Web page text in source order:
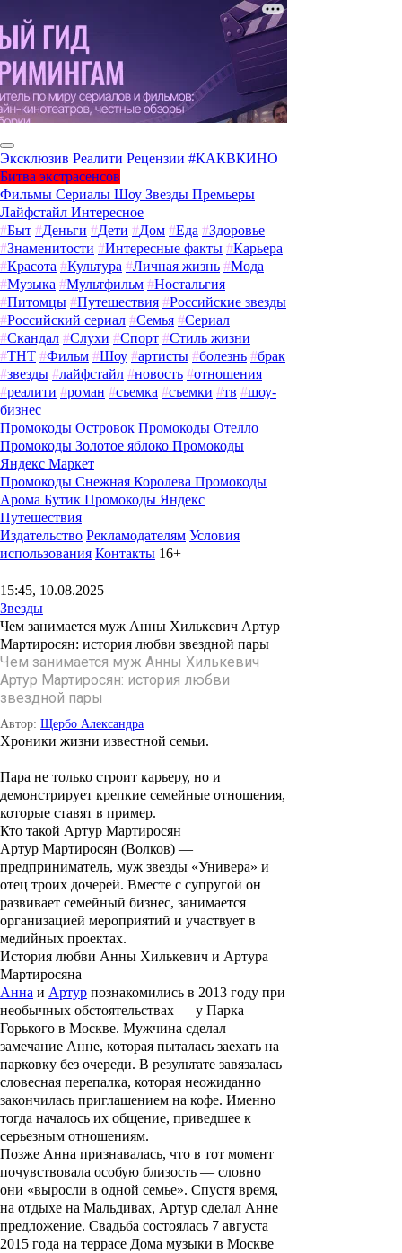
Эксклюзив Реалити Рецензии #КАКВКИНО
Битва экстрасенсов
Фильмы Сериалы Шоу Звезды Премьеры
Лайфстайл Интересное
#Быт #Деньги #Дети #Дом #Еда #Здоровье
#Знаменитости #Интересные факты #Карьера
#Красота #Культура #Личная жизнь #Мода
#Музыка #Мультфильм #Ностальгия
#Питомцы #Путешествия #Российские звезды
#Российский сериал #Семья #Сериал
#Скандал #Слухи #Спорт #Стиль жизни
#ТНТ #Фильм #Шоу #артисты #болезнь #брак
#звезды #лайфстайл #новость #отношения
#реалити #роман #съемка #съемки #тв #шоу-
бизнес
Промокоды Островок Промокоды Отелло
Промокоды Золотое яблоко Промокоды
Яндекс Маркет
Промокоды Снежная Королева Промокоды
Арома Бутик Промокоды Яндекс
Путешествия
Издательство Рекламодателям Условия
использования Контакты 16+
15:45, 10.08.2025
Звезды
Чем занимается муж Анны Хилькевич Артур
Мартиросян: история любви звездной пары
Чем занимается муж Анны Хилькевич
Артур Мартиросян: история любви
звездной пары
Автор: Щербо Александра
Хроники жизни известной семьи.
Пара не только строит карьеру, но и
демонстрирует крепкие семейные отношения,
которые ставят в пример.
Кто такой Артур Мартиросян
Артур Мартиросян (Волков) —
предприниматель, муж звезды «Универа» и
отец троих дочерей. Вместе с супругой он
развивает семейный бизнес, занимается
организацией мероприятий и участвует в
медийных проектах.
История любви Анны Хилькевич и Артура
Мартиросяна
Анна и Артур познакомились в 2013 году при
необычных обстоятельствах — у Парка
Горького в Москве. Мужчина сделал
замечание Анне, которая пыталась заехать на
парковку без очереди. В результате завязалась
словесная перепалка, которая неожиданно
закончилась приглашением на кофе. Именно
тогда началось их общение, приведшее к
серьезным отношениям.
Позже Анна признавалась, что в тот момент
почувствовала особую близость — словно
они «выросли в одной семье». Спустя время,
на отдыхе на Мальдивах, Артур сделал Анне
предложение. Свадьба состоялась 7 августа
2015 года на террасе Дома музыки в Москве